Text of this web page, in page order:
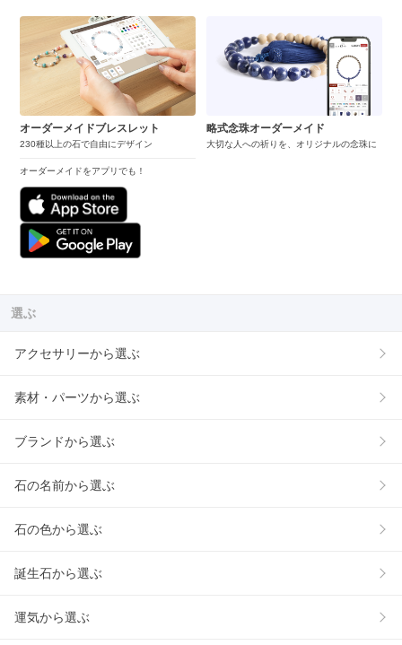
オーダーメイドブレスレット
230種以上の石で自由にデザイン
オーダーメイドをアプリでも！
略式念珠オーダーメイド
大切な人への祈りを、オリジナルの念珠に
選ぶ
アクセサリーから選ぶ
素材・パーツから選ぶ
ブランドから選ぶ
石の名前から選ぶ
石の色から選ぶ
誕生石から選ぶ
運気から選ぶ